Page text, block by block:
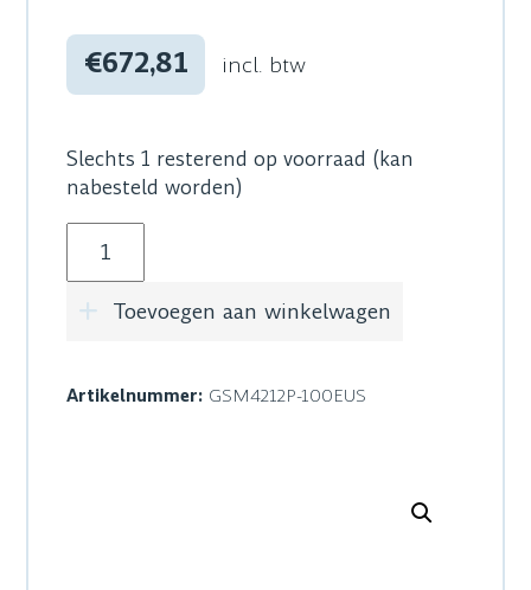
€672,81 incl. btw
Slechts 1 resterend op voorraad (kan
nabesteld worden)
Netgear M4250-10G2F-PoE+ Switch 8x1G
Toevoegen aan winkelwagen
Artikelnummer: GSM4212P-100EUS